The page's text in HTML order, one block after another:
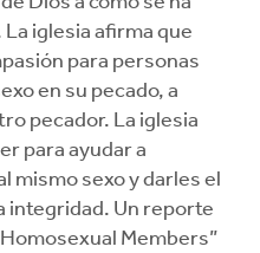
iglesia afirma que
para personas
en su pecado, a
pecador. La iglesia
para ayudar a
mismo sexo y darles el
integridad. Un reporte
Members”